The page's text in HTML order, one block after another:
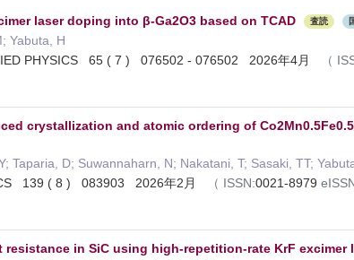
laser doping into β-Ga2O3 based on TCAD 査読
Yabuta, H
PHYSICS 65 ( 7 ) 076502 - 076502 2026年4月
（
crystallization and atomic ordering of
Taparia, D; Suwannaharn, N; Nakatani, T; Sasaki, TT;
139 ( 8 ) 083903 2026年2月
（ ISSN:0021-8979
in SiC using high-repetition-rate KrF excimer